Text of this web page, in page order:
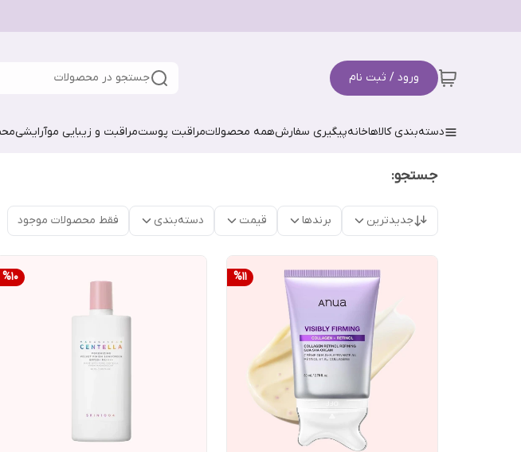
ورود / ثبت نام جستجو در محصولات
دسته‌بندی کالاهاخانهپیگیری سفارشهمه محصولاتمراقبت پوستمراقبت و زیبایی موآرایشی
جستجو:
جدیدترین برندها قیمت دسته‌بندی فقط محصولات موجود
%11
%10